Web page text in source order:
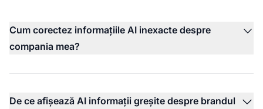
Cum corectez informațiile AI inexacte despre
compania mea?
De ce afișează AI informații greșite despre brandul